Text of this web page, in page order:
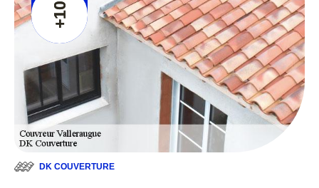
+10
DK COUVERTURE